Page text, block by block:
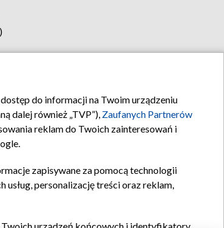
do informacji na Twoim urządzeniu
dalej również „TVP”), Zaufanych Partnerów
reklam do Twoich zainteresowań i
zapisywane za pomocą technologii
personalizację treści oraz reklam,